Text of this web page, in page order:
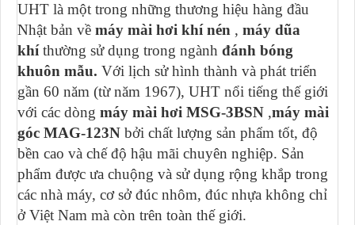
UHT là một trong những thương hiệu hàng đầu
Nhật bản về máy mài hơi khí nén , máy dũa
khíthường sử dụng trong ngành đánh bóng
khuôn mẫu. Với lịch sử hình thành và phát triển
gần 60 năm (từ năm 1967), UHT nổi tiếng thế giới
với các dòng máy mài hơi MSG-3BSN ,máy mài
góc MAG-123N bởi chất lượng sản phẩm tốt, độ
bền cao và chế độ hậu mãi chuyên nghiệp. Sản
phẩm được ưa chuộng và sử dụng rộng khắp trong
các nhà máy, cơ sở đúc nhôm, đúc nhựa không chỉ
ở Việt Nam mà còn trên toàn thế giới.